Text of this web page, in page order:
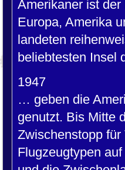
Amerikaner ist
Europa, Amerika
landeten
beliebtesten Insel
1947
… geben die
genutzt. Bis Mitte
Zwischenstopp
Flugzeugtypen